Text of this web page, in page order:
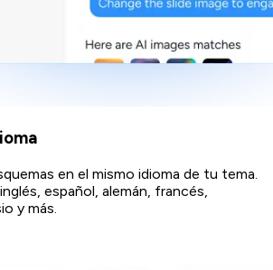
en el mismo idioma de tu tema.
español, alemán, francés,
y más.